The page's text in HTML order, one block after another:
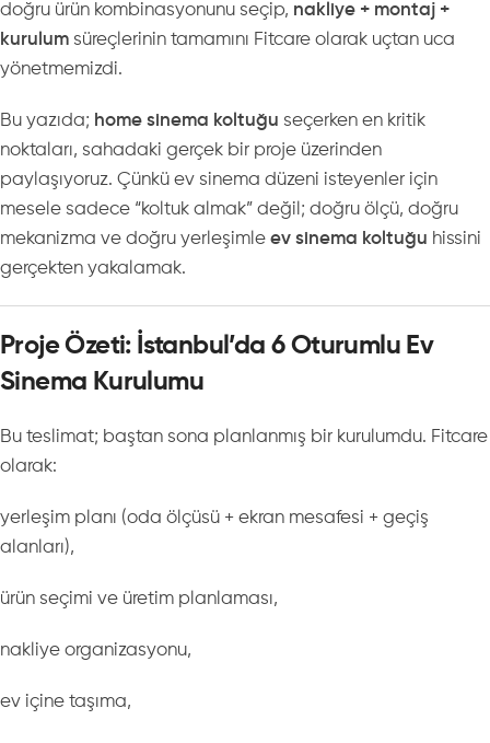
doğru ürün kombinasyonunu seçip, nakliye + montaj +
kurulum süreçlerinin tamamını Fitcare olarak uçtan uca
yönetmemizdi.
Bu yazıda; home sinema koltuğu seçerken en kritik
noktaları, sahadaki gerçek bir proje üzerinden
paylaşıyoruz. Çünkü ev sinema düzeni isteyenler için
mesele sadece “koltuk almak” değil; doğru ölçü, doğru
mekanizma ve doğru yerleşimle ev sinema koltuğu hissini
gerçekten yakalamak.
Proje Özeti: İstanbul’da 6 Oturumlu Ev
Sinema Kurulumu
Bu teslimat; baştan sona planlanmış bir kurulumdu. Fitcare
olarak:
yerleşim planı (oda ölçüsü + ekran mesafesi + geçiş
alanları),
ürün seçimi ve üretim planlaması,
nakliye organizasyonu,
ev içine taşıma,